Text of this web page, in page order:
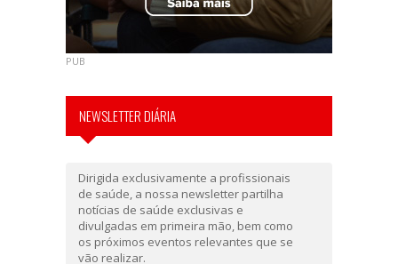
PUB
NEWSLETTER DIÁRIA
Dirigida exclusivamente a profissionais
de saúde, a nossa newsletter partilha
notícias de saúde exclusivas e
divulgadas em primeira mão, bem como
os próximos eventos relevantes que se
vão realizar.